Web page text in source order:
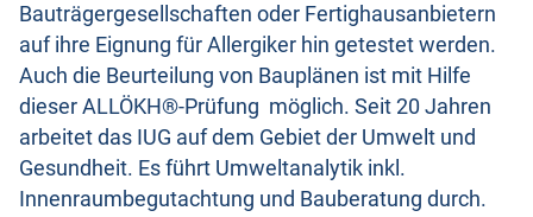
Bauträgergesellschaften oder Fertighausanbietern
auf ihre Eignung für Allergiker hin getestet werden.
Auch die Beurteilung von Bauplänen ist mit Hilfe
dieser ALLÖKH®-Prüfung möglich. Seit 20 Jahren
arbeitet das IUG auf dem Gebiet der Umwelt und
Gesundheit. Es führt Umweltanalytik inkl.
Innenraumbegutachtung und Bauberatung durch.